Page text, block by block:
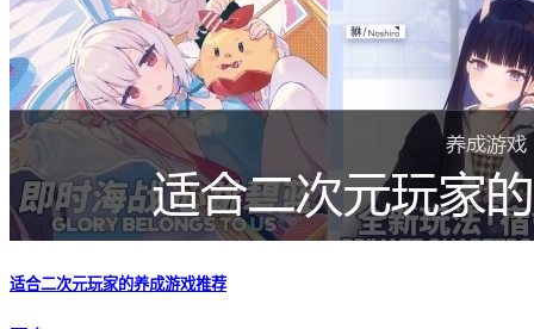
适合二次元玩家的养成游戏推荐